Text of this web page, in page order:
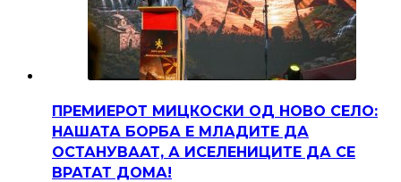
ПРЕМИЕРОТ МИЦКОСКИ ОД НОВО СЕЛО:
НАШАТА БОРБА Е МЛАДИТЕ ДА
ОСТАНУВААТ, А ИСЕЛЕНИЦИТЕ ДА СЕ
ВРАТАТ ДОМА!